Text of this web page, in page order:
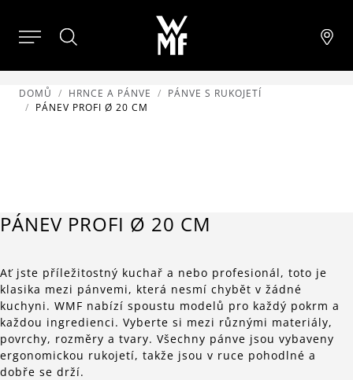
DOMŮ HRNCE A PÁNVE
PÁNVE S RUKOJETÍ
PÁNEV PROFI Ø 20 CM
PÁNEV PROFI Ø 20 CM
Ať jste příležitostný kuchař a nebo profesionál, toto je
klasika mezi pánvemi, která nesmí chybět v žádné
kuchyni. WMF nabízí spoustu modelů pro každý pokrm a
každou ingredienci. Vyberte si mezi různými materiály,
povrchy, rozměry a tvary. Všechny pánve jsou vybaveny
ergonomickou rukojetí, takže jsou v ruce pohodlné a
dobře se drží.